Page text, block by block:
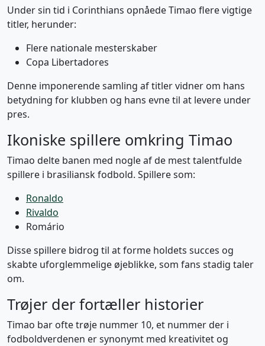
Under sin tid i Corinthians opnåede Timao flere vigtige
titler, herunder:
Flere nationale mesterskaber
Copa Libertadores
Denne imponerende samling af titler vidner om hans
betydning for klubben og hans evne til at levere under
pres.
Ikoniske spillere omkring Timao
Timao delte banen med nogle af de mest talentfulde
spillere i brasiliansk fodbold. Spillere som:
Ronaldo
Rivaldo
Romário
Disse spillere bidrog til at forme holdets succes og
skabte uforglemmelige øjeblikke, som fans stadig taler
om.
Trøjer der fortæller historier
Timao bar ofte trøje nummer 10, et nummer der i
fodboldverdenen er synonymt med kreativitet og